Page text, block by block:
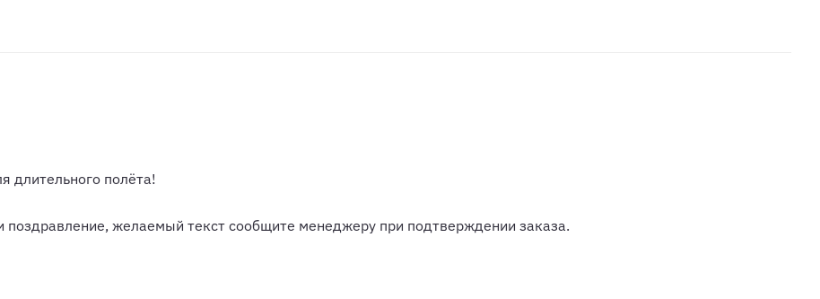
длительного полёта!
желаемый текст сообщите менеджеру при подтверждении заказа.